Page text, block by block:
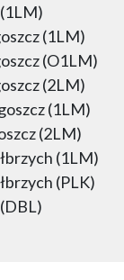
(1LM)
(O1LM)
(2LM)
(1LM)
(2LM)
(1LM)
(PLK)